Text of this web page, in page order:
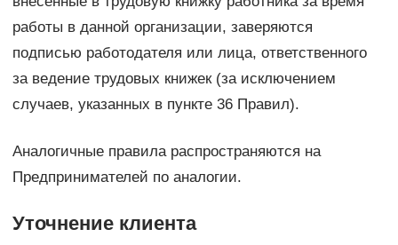
работы в данной организации, заверяются
подписью работодателя или лица, ответственного
за ведение трудовых книжек (за исключением
случаев, указанных в пункте 36 Правил).
Аналогичные правила распространяются на
Предпринимателей по аналогии.
Уточнение клиента